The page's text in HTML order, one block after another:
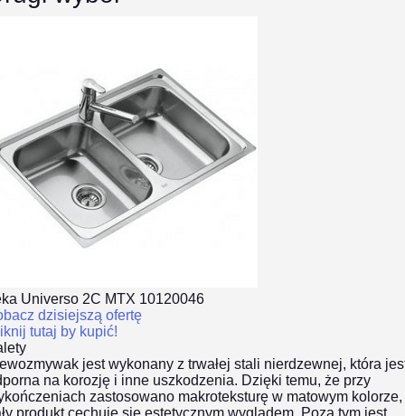
Universo 2C MTX 10120046
dzisiejszą ofertę
tutaj by kupić!
jest wykonany z trwałej stali nierdzewnej, która
na korozję i inne uszkodzenia. Dzięki temu, że przy
zastosowano makroteksturę w matowym kolorze,
produkt cechuje się estetycznym wyglądem. Poza tym jest